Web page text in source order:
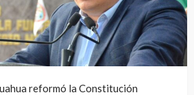
reformó la Constitución